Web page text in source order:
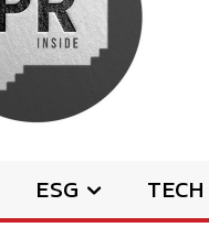
ESG TECH